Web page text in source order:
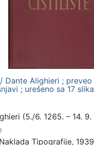
Dante Alighieri ;
; urešeno sa 17
(5./6. 1265. – 14. 9.
Tipografije, 1939